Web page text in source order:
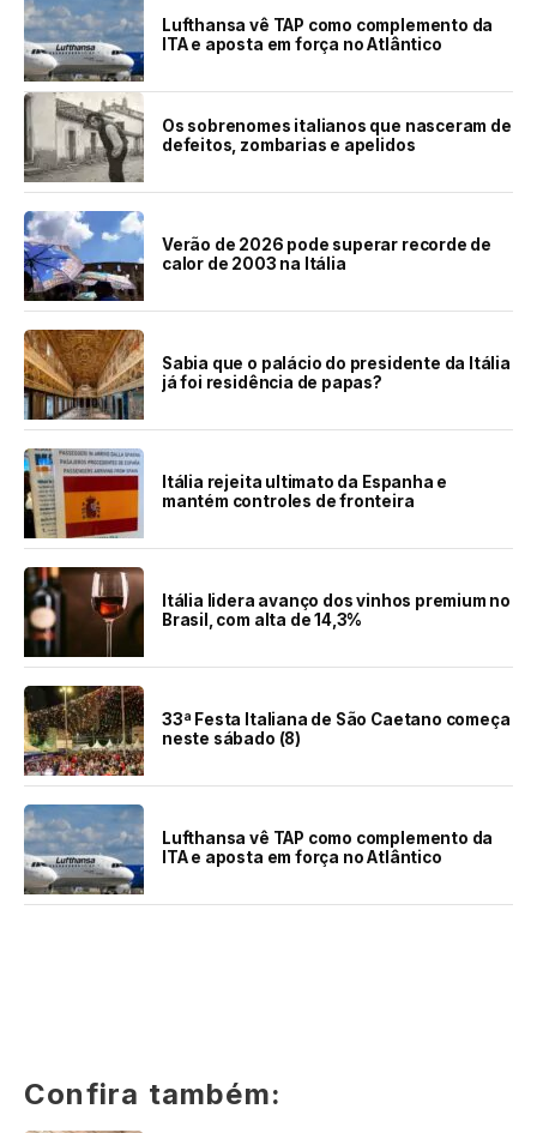
Lufthansa vê TAP como complemento da
ITA e aposta em força no Atlântico
Os sobrenomes italianos que nasceram de
defeitos, zombarias e apelidos
Verão de 2026 pode superar recorde de
calor de 2003 na Itália
Sabia que o palácio do presidente da Itália
já foi residência de papas?
Itália rejeita ultimato da Espanha e
mantém controles de fronteira
Itália lidera avanço dos vinhos premium no
Brasil, com alta de 14,3%
33ª Festa Italiana de São Caetano começa
neste sábado (8)
Lufthansa vê TAP como complemento da
ITA e aposta em força no Atlântico
Confira também: